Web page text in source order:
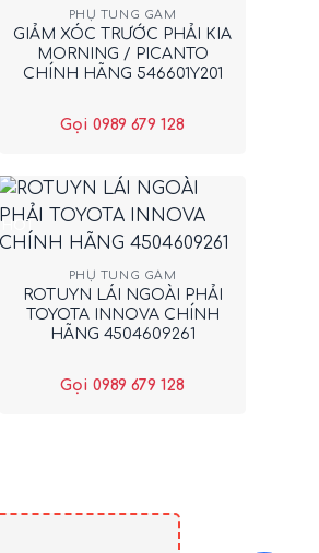
PHỤ TÙNG GẦM
GIẢM XÓC TRƯỚC PHẢI KIA
MORNING / PICANTO
CHÍNH HÃNG 546601Y201
Gọi 0989 679 128
HOT
+
PHỤ TÙNG GẦM
ROTUYN LÁI NGOÀI PHẢI
TOYOTA INNOVA CHÍNH
HÃNG 4504609261
Gọi 0989 679 128